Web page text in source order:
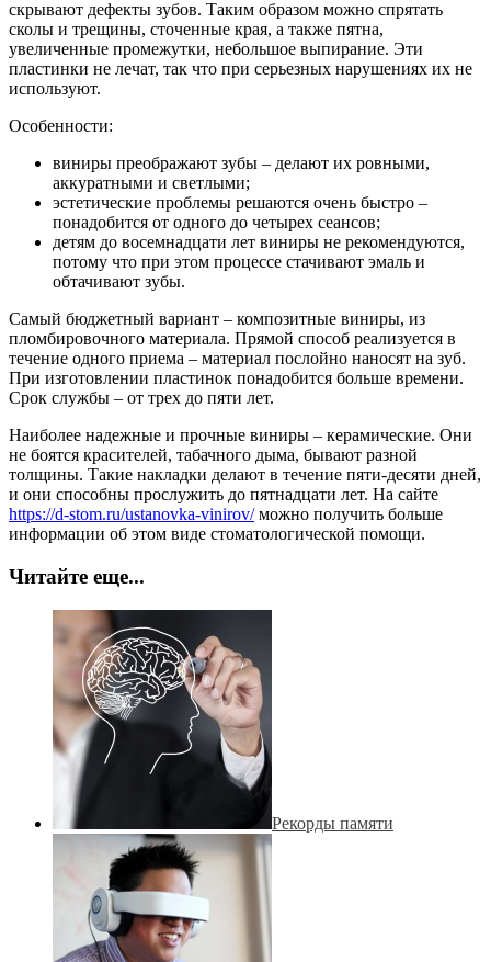
скрывают дефекты зубов. Таким образом можно спрятать
сколы и трещины, сточенные края, а также пятна,
увеличенные промежутки, небольшое выпирание. Эти
пластинки не лечат, так что при серьезных нарушениях их не
используют.
Особенности:
виниры преображают зубы – делают их ровными,
аккуратными и светлыми;
эстетические проблемы решаются очень быстро –
понадобится от одного до четырех сеансов;
детям до восемнадцати лет виниры не рекомендуются,
потому что при этом процессе стачивают эмаль и
обтачивают зубы.
Самый бюджетный вариант – композитные виниры, из
пломбировочного материала. Прямой способ реализуется в
течение одного приема – материал послойно наносят на зуб.
При изготовлении пластинок понадобится больше времени.
Срок службы – от трех до пяти лет.
Наиболее надежные и прочные виниры – керамические. Они
не боятся красителей, табачного дыма, бывают разной
толщины. Такие накладки делают в течение пяти-десяти дней,
и они способны прослужить до пятнадцати лет. На сайте
https://d-stom.ru/ustanovka-vinirov/можно получить больше
информации об этом виде стоматологической помощи.
Читайте еще...
Рекорды памяти